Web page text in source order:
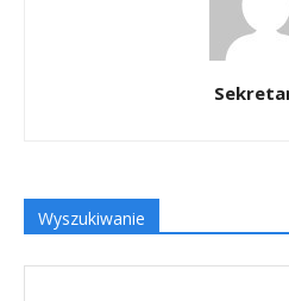
Wyszukiwanie